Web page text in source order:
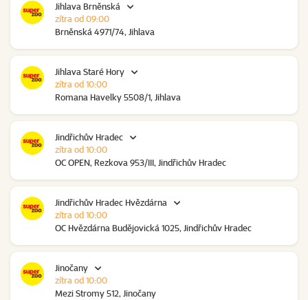
Jihlava Brněnská
Brněnská 4971/74, Jihlava
zítra od 09:00
Jihlava Staré Hory
Romana Havelky 5508/1, Jihlava
zítra od 10:00
Jindřichův Hradec
OC OPEN, Rezkova 953/III, Jindřichův Hradec
zítra od 10:00
Jindřichův Hradec Hvězdárna
OC Hvězdárna Budějovická 1025, Jindřichův Hradec
zítra od 10:00
Jinočany
Mezi Stromy 512, Jinočany
zítra od 10:00